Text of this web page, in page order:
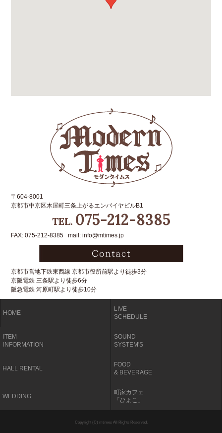
〒604-8001
京都市中京区木屋町三条上がるエンパイヤビルB1
TEL. 075-212-8385
FAX: 075-212-8385 mail: info@mtimes.jp
京都市営地下鉄東西線 京都市役所前駅より徒歩3分
京阪電鉄 三条駅より徒歩6分
阪急電鉄 河原町駅より徒歩10分
HOME
LIVE
SCHEDULE
ITEM
INFORMATION
SOUND
SYSTEM'S
HALL RENTAL
FOOD
& BEVERAGE
WEDDING
町家カフェ
「ひよこ」
Copyright (C) mtimes All Rights Reserved.